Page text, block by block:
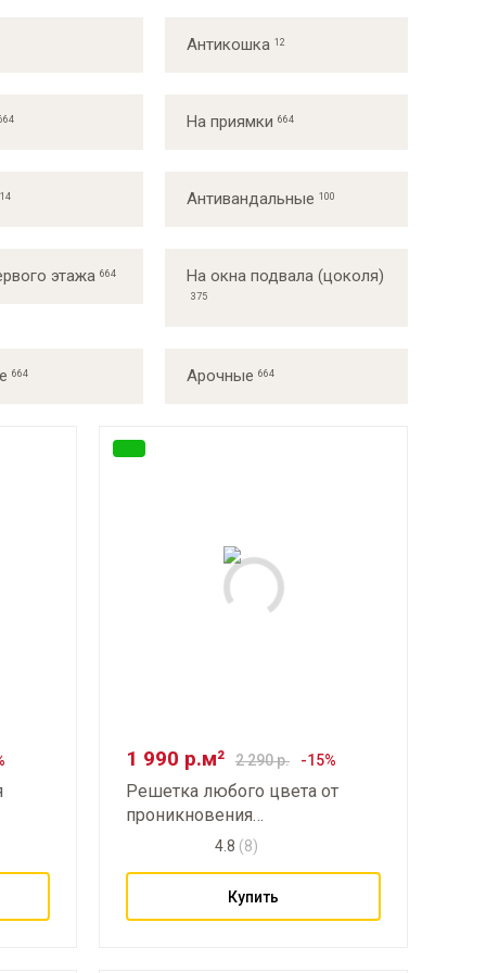
Антикошка
На приямки
Антивандальные
этажа На окна подвала (цоколя)
Арочные
1 990 р.м² 2 290р.
Решетка любого цвета от
проникновения
злоумышленников
4.8 (8)
Купить